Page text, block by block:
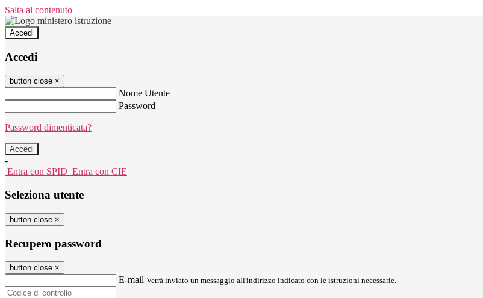
Salta al contenuto
Accedi
Accedi
button close ×
Nome Utente
Password
Password dimenticata?
-
Entra con SPID Entra con CIE
Seleziona utente
button close ×
Recupero password
button close ×
E-mail Verrà inviato un messaggio all'indirizzo indicato con le istruzioni necessarie.